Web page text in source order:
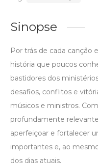
Sinopse
Por trás de cada canção
história que poucos
bastidores dos
desafios, conflitos e
músicos e ministros.
profundamente
aperfeiçoar e fortalecer
importantes e, ao
dos dias atuais.